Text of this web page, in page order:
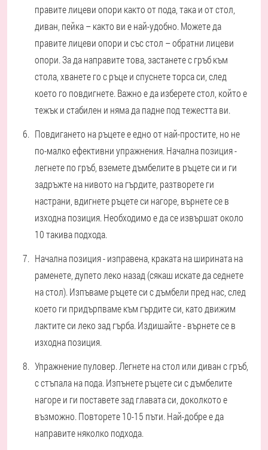
правите лицеви опори както от пода, така и от стол,
диван, пейка – както ви е най-удобно. Можете да
правите лицеви опори и със стол – обратни лицеви
опори. За да направите това, застанете с гръб към
стола, хванете го с ръце и спуснете торса си, след
което го повдигнете. Важно е да изберете стол, който е
тежък и стабилен и няма да падне под тежестта ви.
Повдигането на ръцете е едно от най-простите, но не
по-малко ефективни упражнения. Начална позиция -
легнете по гръб, вземете дъмбелите в ръцете си и ги
задръжте на нивото на гърдите, разтворете ги
настрани, вдигнете ръцете си нагоре, върнете се в
изходна позиция. Необходимо е да се извършат около
10 такива подхода.
Начална позиция - изправена, краката на ширината на
раменете, дупето леко назад (сякаш искате да седнете
на стол). Изпъваме ръцете си с дъмбели пред нас, след
което ги придърпваме към гърдите си, като движим
лактите си леко зад гърба. Издишайте - върнете се в
изходна позиция.
Упражнение пуловер. Легнете на стол или диван с гръб,
с стъпала на пода. Изпънете ръцете си с дъмбелите
нагоре и ги поставете зад главата си, доколкото е
възможно. Повторете 10-15 пъти. Най-добре е да
направите няколко подхода.